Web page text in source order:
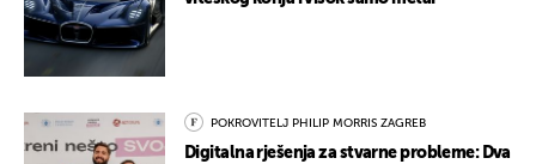
POKROVITELJ PHILIP MORRIS ZAGREB
Digitalna rješenja za stvarne probleme: Dva